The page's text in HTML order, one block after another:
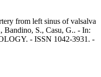
from left sinus of valsalva
Bandino, S., Casu, G.. - In:
- ISSN 1042-3931. -